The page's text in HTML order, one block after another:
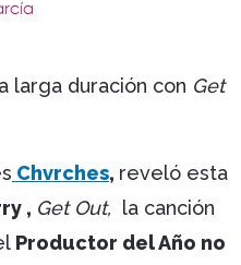
larga duración con Get
Chvrches, reveló esta
, Get Out, la canción
Productor del Año no